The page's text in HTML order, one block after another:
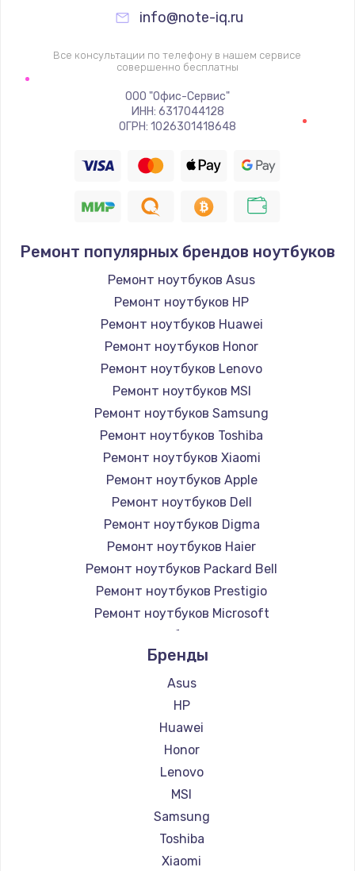
info@note-iq.ru
Все консультации по телефону в нашем сервисе
совершенно бесплатны
ООО "Офис-Сервис"
ИНН: 6317044128
ОГРН: 1026301418648
Ремонт популярных брендов ноутбуков
Ремонт ноутбуков Asus
Ремонт ноутбуков HP
Ремонт ноутбуков Huawei
Ремонт ноутбуков Honor
Ремонт ноутбуков Lenovo
Ремонт ноутбуков MSI
Ремонт ноутбуков Samsung
Ремонт ноутбуков Toshiba
Ремонт ноутбуков Xiaomi
Ремонт ноутбуков Apple
Ремонт ноутбуков Dell
Ремонт ноутбуков Digma
Ремонт ноутбуков Haier
Ремонт ноутбуков Packard Bell
Ремонт ноутбуков Prestigio
Ремонт ноутбуков Microsoft
Ремонт ноутбуков Alienware
Ремонт ноутбуков Aquarius
Ремонт ноутбуков Gigabyte
Ремонт ноутбуков Aorus
Ремонт ноутбуков Maibenben
Ремонт ноутбуков Getac
Ремонт ноутбуков Epson
Ремонт ноутбуков Philips
Ремонт ноутбуков LG
Ремонт ноутбуков Panasonic
Ремонт ноутбуков Irbis
Бренды
Asus
HP
Huawei
Honor
Lenovo
MSI
Samsung
Toshiba
Xiaomi